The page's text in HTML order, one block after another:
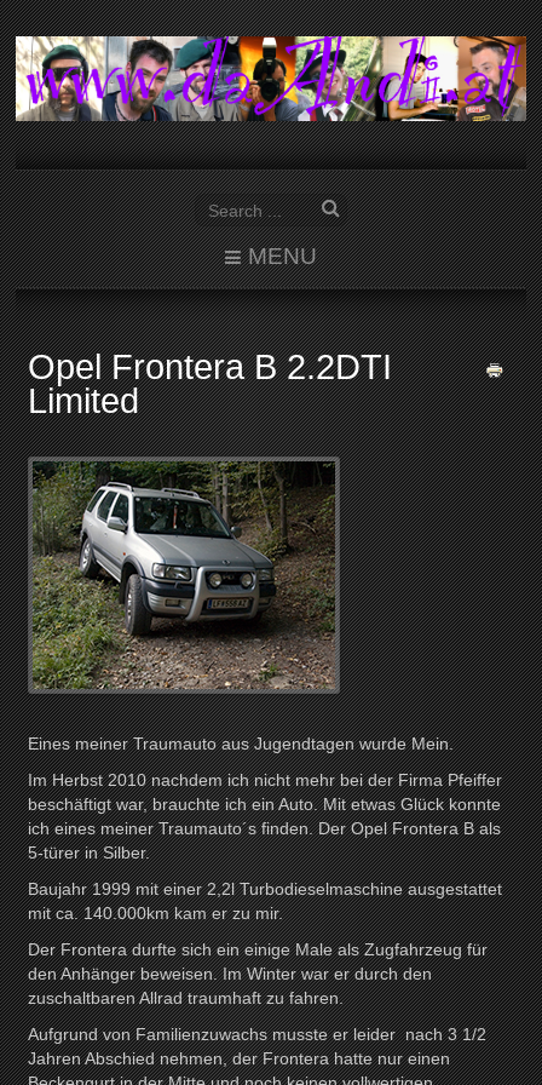
MENU
Opel Frontera B 2.2DTI
Limited
Eines meiner Traumauto aus Jugendtagen wurde Mein.
Im Herbst 2010 nachdem ich nicht mehr bei der Firma Pfeiffer
beschäftigt war, brauchte ich ein Auto. Mit etwas Glück konnte
ich eines meiner Traumauto´s finden. Der Opel Frontera B als
5-türer in Silber.
Baujahr 1999 mit einer 2,2l Turbodieselmaschine ausgestattet
mit ca. 140.000km kam er zu mir.
Der Frontera durfte sich ein einige Male als Zugfahrzeug für
den Anhänger beweisen. Im Winter war er durch den
zuschaltbaren Allrad traumhaft zu fahren.
Aufgrund von Familienzuwachs musste er leider nach 3 1/2
Jahren Abschied nehmen, der Frontera hatte nur einen